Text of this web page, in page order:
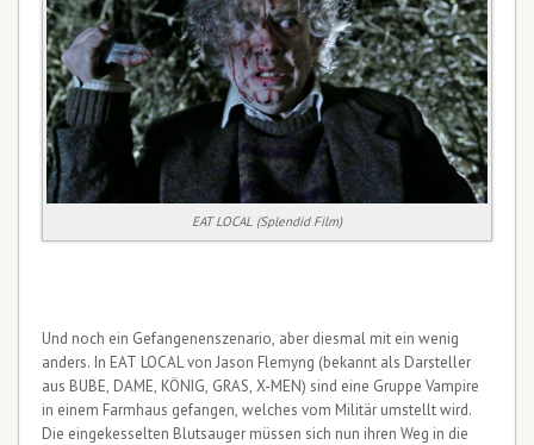
EAT LOCAL (Splendid Film)
Und noch ein Gefangenenszenario, aber diesmal mit ein wenig
anders. In EAT LOCAL von Jason Flemyng (bekannt als Darsteller
aus BUBE, DAME, KÖNIG, GRAS, X-MEN) sind eine Gruppe Vampire
in einem Farmhaus gefangen, welches vom Militär umstellt wird.
Die eingekesselten Blutsauger müssen sich nun ihren Weg in die